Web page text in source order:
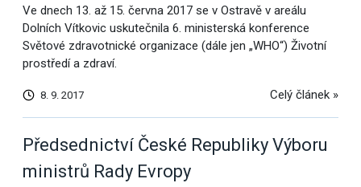
Ve dnech 13. až 15. června 2017 se v Ostravě v areálu
Dolních Vítkovic uskutečnila 6. ministerská konference
Světové zdravotnické organizace (dále jen „WHO“) Životní
prostředí a zdraví.
8. 9. 2017 Celý článek »
Předsednictví České Republiky Výboru
ministrů Rady Evropy